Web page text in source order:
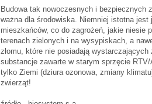
Budowa tak nowoczesnych i bezpiecznych
ważna dla środowiska. Niemniej istotna jest
mieszkańców, co do zagrożeń, jakie niesie
terenach zielonych i na wysypiskach, a
złomu, które nie posiadają
substancje zawarte w starym sprzęcie
tylko Ziemi (dziura ozonowa, zmiany
zwierząt!